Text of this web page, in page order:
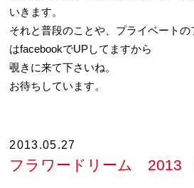
いきます。
それと普段のことや、プライベート
はfacebookでUPしてますから
覗きに来て下さいね。
お待ちしています。
2013.05.27
フラワードリーム